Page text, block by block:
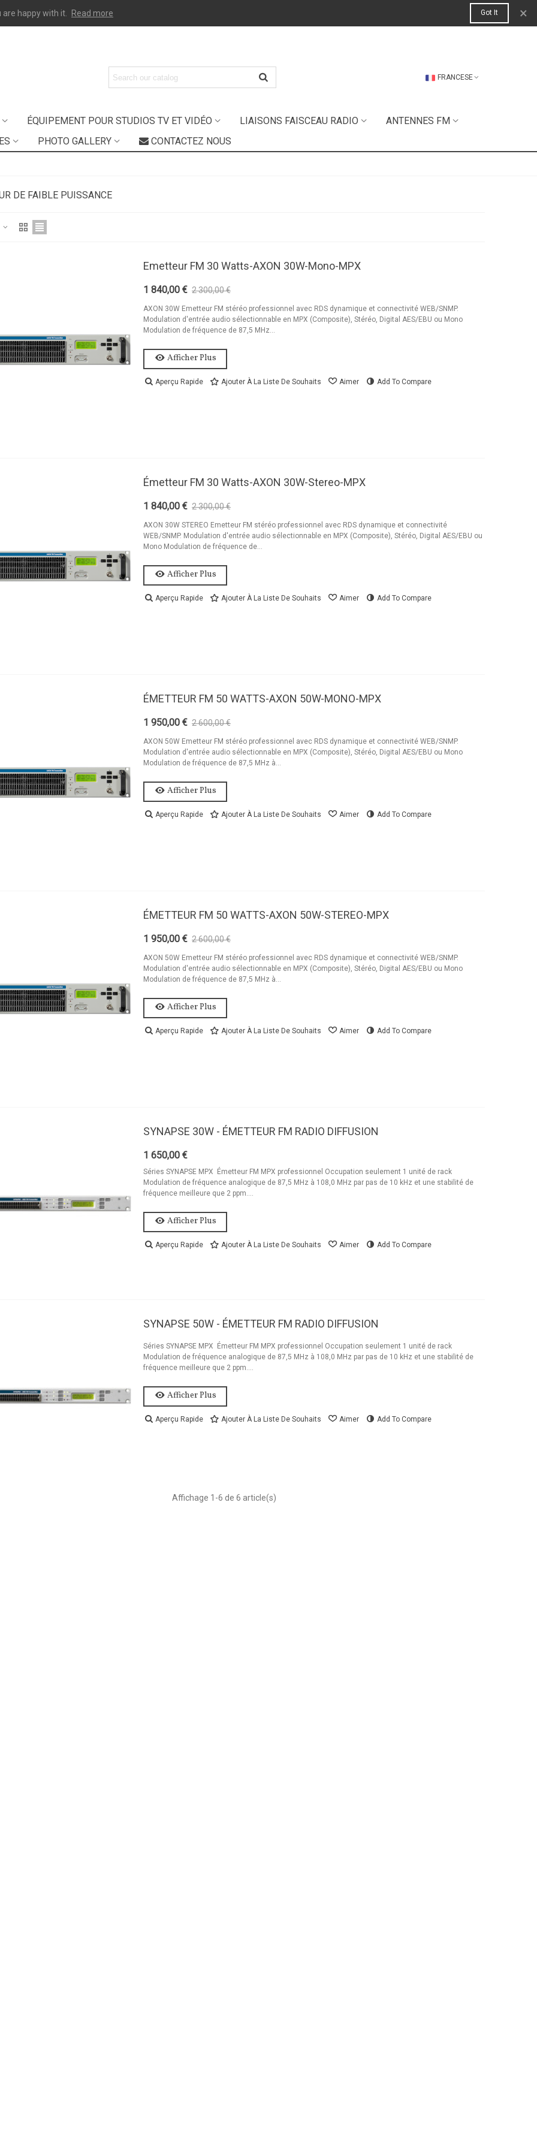
happy with it. Read more Got It ×
FRANCESE
ÉQUIPEMENT POUR STUDIOS TV ET VIDÉO LIAISONS FAISCEAU RADIO
ANTENNES FM
PHOTO GALLERY CONTACTEZ NOUS
2kW Émetteur
FM Accessoires Et
1,2kW Émetteur
Accessoires
DE FAIBLE PUISSANCE
Emetteur FM 30 Watts-AXON 30W-Mono-MPX
1 840,00 € 2 300,00 €
AXON 30W Emetteur FM stéréo professionnel avec RDS dynamique et connectivité WEB/SNMP.
Modulation d'entrée audio sélectionnable en MPX (Composite), Stéréo, Digital AES/EBU ou Mono
Modulation de fréquence de 87,5 MHz...
Afficher Plus
Aperçu Rapide Ajouter À La Liste De Souhaits Aimer Add To Compare
Émetteur FM 30 Watts-AXON 30W-Stereo-MPX
1 840,00 € 2 300,00 €
AXON 30W STEREO Emetteur FM stéréo professionnel avec RDS dynamique et connectivité
WEB/SNMP. Modulation d'entrée audio sélectionnable en MPX (Composite), Stéréo, Digital AES/EBU ou
Mono Modulation de fréquence de...
Afficher Plus
Aperçu Rapide Ajouter À La Liste De Souhaits Aimer Add To Compare
ÉMETTEUR FM 50 WATTS-AXON 50W-MONO-MPX
1 950,00 € 2 600,00 €
AXON 50W Emetteur FM stéréo professionnel avec RDS dynamique et connectivité WEB/SNMP.
Modulation d'entrée audio sélectionnable en MPX (Composite), Stéréo, Digital AES/EBU ou Mono
Modulation de fréquence de 87,5 MHz à...
Afficher Plus
Aperçu Rapide Ajouter À La Liste De Souhaits Aimer Add To Compare
ÉMETTEUR FM 50 WATTS-AXON 50W-STEREO-MPX
1 950,00 € 2 600,00 €
AXON 50W Emetteur FM stéréo professionnel avec RDS dynamique et connectivité WEB/SNMP.
Modulation d'entrée audio sélectionnable en MPX (Composite), Stéréo, Digital AES/EBU ou Mono
Modulation de fréquence de 87,5 MHz à...
Afficher Plus
Aperçu Rapide Ajouter À La Liste De Souhaits Aimer Add To Compare
SYNAPSE 30W - ÉMETTEUR FM RADIO DIFFUSION
1 650,00 €
Séries SYNAPSE MPX Émetteur FM MPX professionnel Occupation seulement 1 unité de rack
Modulation de fréquence analogique de 87,5 MHz à 108,0 MHz par pas de 10 kHz et une stabilité de
fréquence meilleure que 2 ppm....
Afficher Plus
Aperçu Rapide Ajouter À La Liste De Souhaits Aimer Add To Compare
SYNAPSE 50W - ÉMETTEUR FM RADIO DIFFUSION
Séries SYNAPSE MPX Émetteur FM MPX professionnel Occupation seulement 1 unité de rack
Modulation de fréquence analogique de 87,5 MHz à 108,0 MHz par pas de 10 kHz et une stabilité de
fréquence meilleure que 2 ppm....
Afficher Plus
Aperçu Rapide Ajouter À La Liste De Souhaits Aimer Add To Compare
Affichage 1 -6 de 6 article(s)